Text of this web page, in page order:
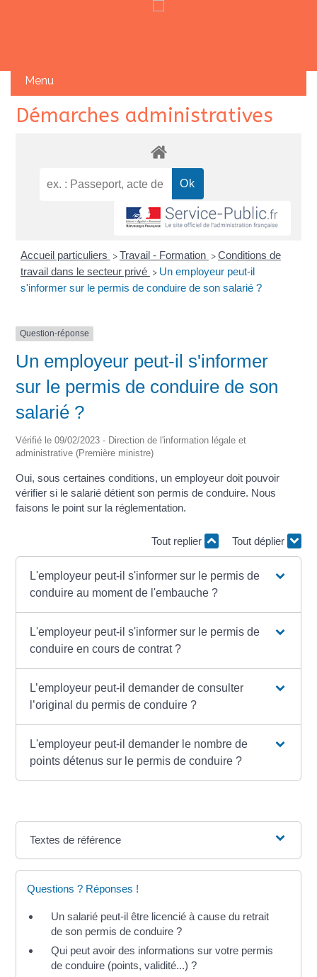
SkipDémarches administratives
Accueil particuliers > Travail - Formation > Conditions de
travail dans le secteur privé > Un employeur peut-il
s'informer sur le permis de conduire de son salarié ?
Question-réponse
Un employeur peut-il s'informer
sur le permis de conduire de son
salarié ?
Vérifié le 09/02/2023 - Direction de l'information légale et
administrative (Première ministre)
Oui, sous certaines conditions, un employeur doit pouvoir
vérifier si le salarié détient son permis de conduire. Nous
faisons le point sur la réglementation.
Tout replier Tout déplier
L'employeur peut-il s'informer sur le permis de
conduire au moment de l'embauche ?
L'employeur peut-il s'informer sur le permis de
conduire en cours de contrat ?
L’employeur peut-il demander de consulter
l’original du permis de conduire ?
L'employeur peut-il demander le nombre de
points détenus sur le permis de conduire ?
Textes de référence
Questions ? Réponses !
Un salarié peut-il être licencié à cause du retrait
de son permis de conduire ?
Qui peut avoir des informations sur votre permis
de conduire (points, validité...) ?